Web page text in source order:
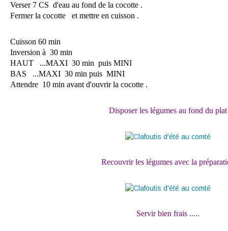
Verser 7 CS d'eau au fond de la cocotte .
Fermer la cocotte et mettre en cuisson .
Cuisson 60 min
Inversion à 30 min
HAUT ...MAXI 30 min puis MINI
BAS ...MAXI 30 min puis MINI
Attendre 10 min avant d'ouvrir la cocotte .
Disposer les légumes au fond du plat
Recouvrir les légumes avec la
Servir bien frais .....